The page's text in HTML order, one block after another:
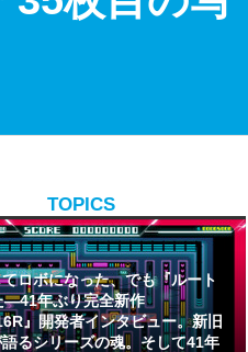
TOPICS
ロボになった、でも『ルート
―41年ぶり完全新作
』開発者インタビュー。新旧
るシリーズの魂。そして41年